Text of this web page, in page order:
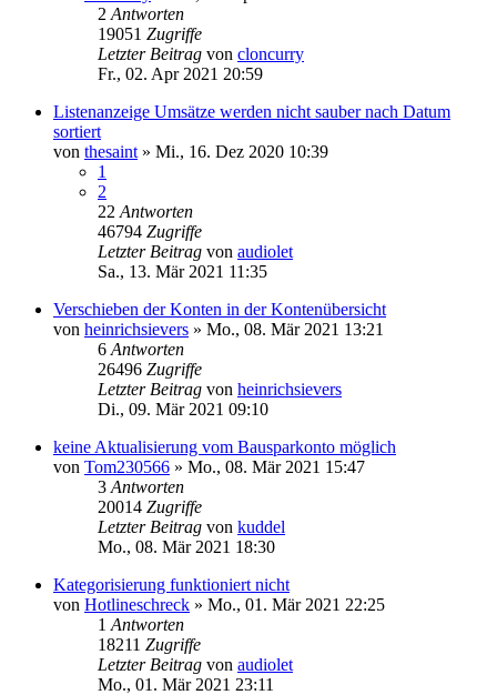
2 Antworten
19051 Zugriffe
Letzter Beitrag von cloncurry
Fr., 02. Apr 2021 20:59
Listenanzeige Umsätze werden nicht sauber nach Datum
sortiert
von thesaint » Mi., 16. Dez 2020 10:39
1
2
22 Antworten
46794 Zugriffe
Letzter Beitrag von audiolet
Sa., 13. Mär 2021 11:35
Verschieben der Konten in der Kontenübersicht
von heinrichsievers » Mo., 08. Mär 2021 13:21
6 Antworten
26496 Zugriffe
Letzter Beitrag von heinrichsievers
Di., 09. Mär 2021 09:10
keine Aktualisierung vom Bausparkonto möglich
von Tom230566 » Mo., 08. Mär 2021 15:47
3 Antworten
20014 Zugriffe
Letzter Beitrag von kuddel
Mo., 08. Mär 2021 18:30
Kategorisierung funktioniert nicht
von Hotlineschreck » Mo., 01. Mär 2021 22:25
1 Antworten
18211 Zugriffe
Letzter Beitrag von audiolet
Mo., 01. Mär 2021 23:11